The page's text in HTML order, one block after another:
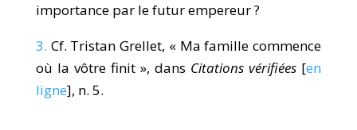
importance par le futur empereur ?
3. Cf. Tristan Grellet, « Ma famille commence
où la vôtre finit », dans Citations vérifiées [en
ligne], n. 5.